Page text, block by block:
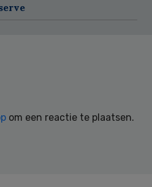
om een reactie te plaatsen.